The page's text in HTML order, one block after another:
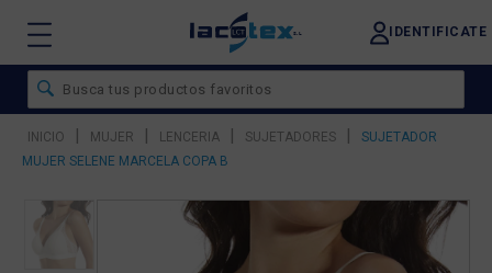
IDENTIFICATE
INICIO | MUJER | LENCERIA | SUJETADORES |
SUJETADOR
MUJER SELENE MARCELA COPA B